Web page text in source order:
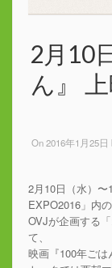
2月10
ん』
On 2016年1月25日
2月10日（水）〜
EXPO2016」内の
OVJが企画する
て、
映画『100年ごは